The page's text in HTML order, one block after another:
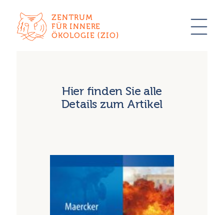
ZENTRUM
FÜR INNERE
ÖKOLOGIE (ZIO)
Hier finden Sie alle
Details zum Artikel